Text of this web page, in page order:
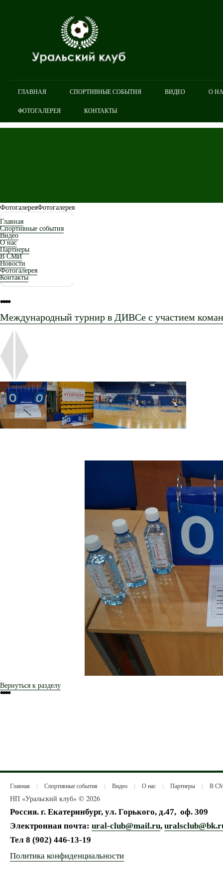
ГЛАВНАЯ СПОРТИВНЫЕ СОБЫТИЯ ВИДЕО О
ФОТОГАЛЕРЕЯ КОНТАКТЫ
ФотогалереяФотогалерея
Главная
Спортивные события
Видео
О нас
Партнеры
В СМИ
Новости
Фотогалерея
Контакты
••••
Международный турнир в ДИВСе с участием
Вернуться к разделу
••••
Главная : Спортивные события : Видео : О нас : Партнеры : В
НП «Уральский клуб» © 2026
Россия. г. Екатеринбург, ул. Горького, д.47, оф. 309
Электронная почта: ural-club@mail.ru,
Тел 8 (902) 446-13-19
Политика конфиденциальности